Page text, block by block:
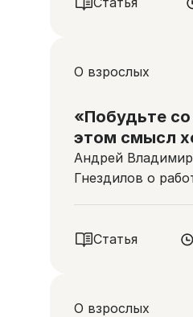
О взрослых
«Побудьте
этом смысл
Андрей
Гнездилов о
Статья
О взрослых